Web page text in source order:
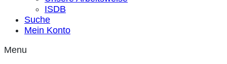
ISDB
Suche
Mein Konto
Menu